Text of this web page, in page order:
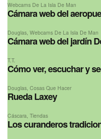
Webcams De La Isla De Man
Cámara web del
Douglas Webcams De La Isla De Man
Cámara web del jardín
T.T.
Cómo ver, escuchar y
Douglas, Cosas Que Hacer
Rueda Laxey
Cáscara, Tiendas
Los curanderos